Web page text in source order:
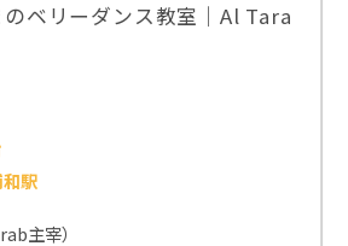
ベリーダンス教室｜Al Tara
駅
主宰）